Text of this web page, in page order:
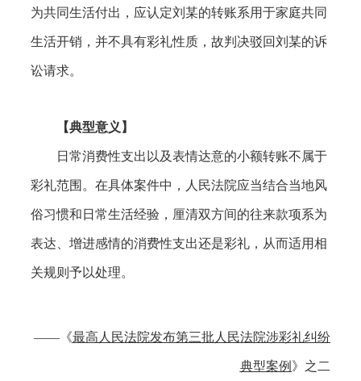
为共同生活付出，应认定刘某的转账系用于家庭共同
生活开销，并不具有彩礼性质 ，故判决驳回刘某的诉
讼请求。
【典型意义】
日常消费性支出以及表情达意的小额转账不属于
彩礼范围。在具体案件中，人民法院应当结合当地风
俗习惯和日常生活经验，厘清双方间的往来款项系为
表达、增进感情的消费性支出还是彩礼，从而适用相
关规则予以处理。
——《最高人民法院发布第三批人民法院涉彩礼纠纷
典型案例 》 之二